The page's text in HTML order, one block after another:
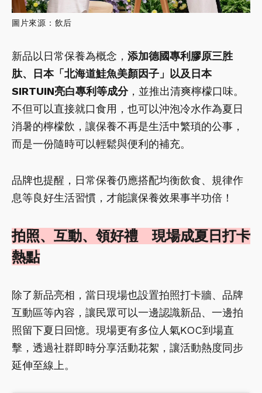
圖片來源：飲后
新品以日常保養為概念， 添加德國專利膠原三胜
肽、日本「北海道鮭魚美顏因子」以及日本
SIRTUIN亮白專利等成分，並推出清爽檸檬口味。
不但可以直接就口食用，也可以沖泡冷水作為夏日
消暑的檸檬飲，讓保養不再是生活中繁瑣的公事，
而是一份隨時可以輕鬆與便利的補充。
品牌也提醒，日常保養仍應搭配均衡飲食、規律作
息等良好生活習慣，才能讓保養效果事半功倍！
拍照、互動、領好禮 現場成夏日打卡
熱點
除了新品亮相，當日現場也設置拍照打卡牆、品牌
互動區等內容，讓民眾可以一邊認識新品、一邊拍
照留下夏日回憶。現場更有多位人氣KOC到場直
擊，透過社群即時分享活動花絮，讓活動熱度同步
延伸至線上。